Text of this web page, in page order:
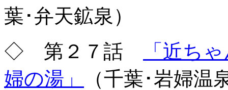
葉･弁天鉱泉）
◇ 第２７話
「近ち
婦の湯」
（千葉･岩婦温